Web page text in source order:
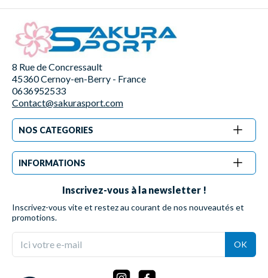
8 Rue de Concressault
45360 Cernoy-en-Berry - France
0636952533
Contact@sakurasport.com
NOS CATEGORIES
INFORMATIONS
Inscrivez-vous à la newsletter !
Inscrivez-vous vite et restez au courant de nos nouveautés et
promotions.